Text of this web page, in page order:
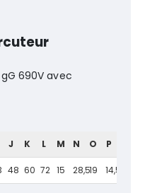
J K L M N O P
48 60 72 15 28,519 14,5